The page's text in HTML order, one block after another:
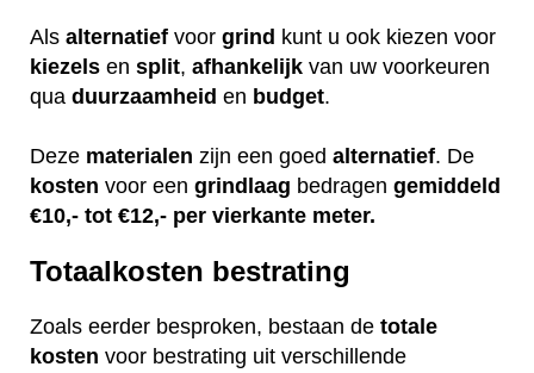
Als alternatief voor grind kunt u ook kiezen voor
kiezels en split, afhankelijk van uw voorkeuren
qua duurzaamheid en budget.
Deze materialen zijn een goed alternatief. De
kosten voor een grindlaag bedragen gemiddeld
€10,- tot €12,- per vierkante meter.
Totaalkosten bestrating
Zoals eerder besproken, bestaan de totale
kosten voor bestrating uit verschillende